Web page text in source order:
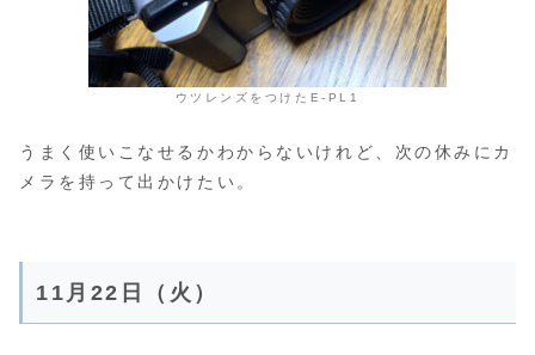
ウツレンズをつけたE-PL1
うまく使いこなせるかわからないけれど、次の休みにカ
メラを持って出かけたい。
11月22日（火）